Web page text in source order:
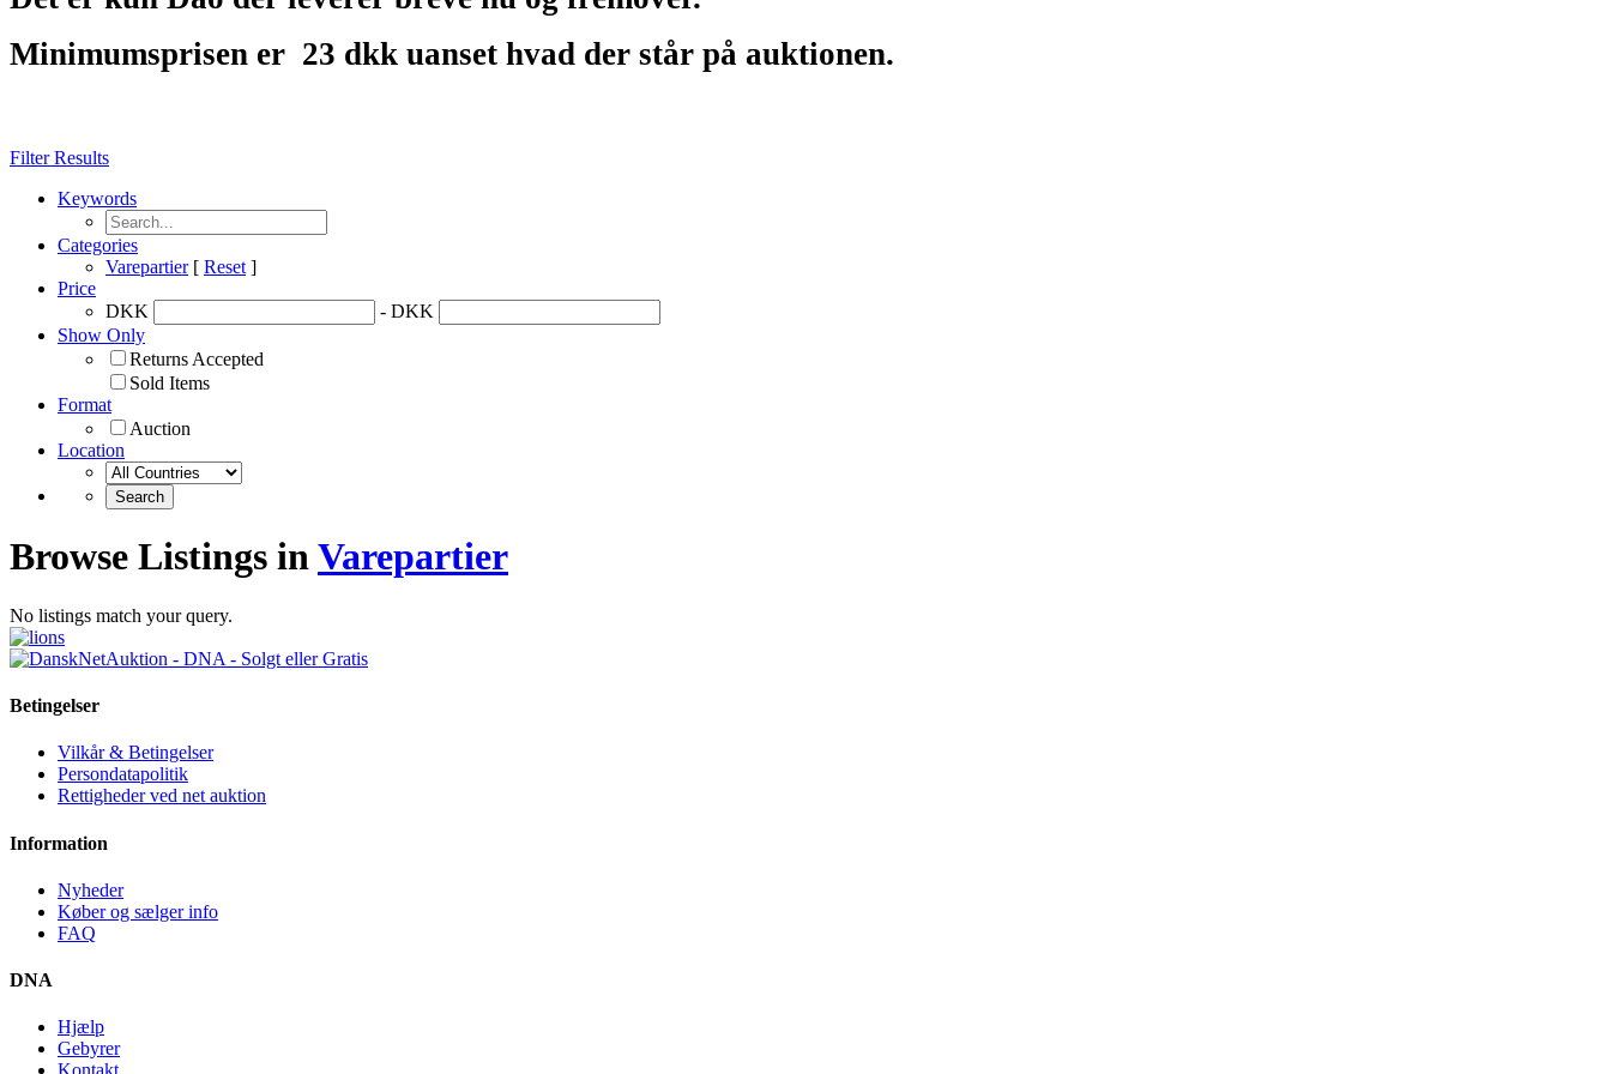
Minimumsprisen er 23 dkk uanset hvad der står på auktionen.
Filter Results
Keywords
Categories
Varepartier[ Reset ]
Price
DKK
- DKK
Show Only
Returns Accepted
Sold Items
Format
Auction
Location
Browse Listings inVarepartier
No listings match your query.
Betingelser
Vilkår & Betingelser
Persondatapolitik
Rettigheder ved net auktion
Information
Nyheder
Køber og sælger info
FAQ
DNA
Hjælp
Gebyrer